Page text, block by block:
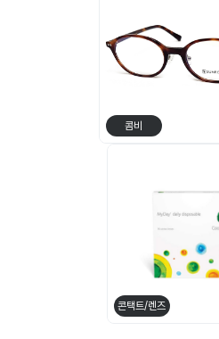
콤비
콘택트/렌즈
[ABBA] TR 681 (48□18